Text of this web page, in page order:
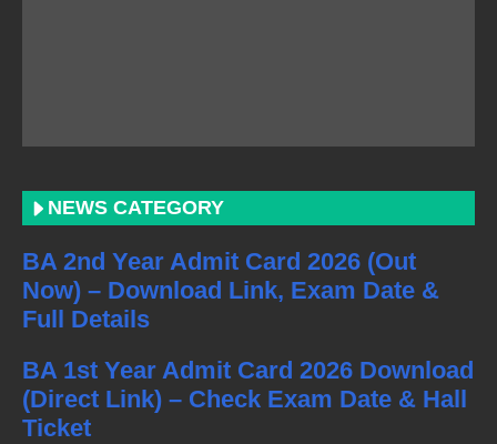
NEWS CATEGORY
BA 2nd Year Admit Card 2026 (Out
Now) – Download Link, Exam Date &
Full Details
BA 1st Year Admit Card 2026 Download
(Direct Link) – Check Exam Date & Hall
Ticket